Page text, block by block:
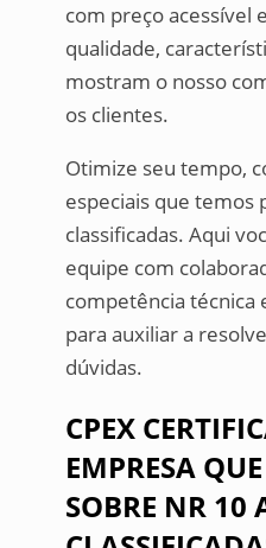
com preço acessível
qualidade,
mostram o nosso
os clientes.
Otimize seu tempo,
especiais que temos
classificadas. Aqui
equipe com
competência técnica
para auxiliar a
dúvidas.
CPEX
EMPRESA
SOBRE NR 10